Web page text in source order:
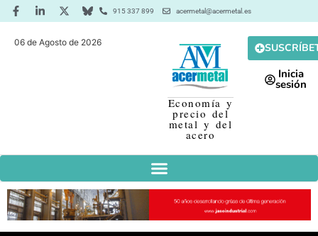
915 337 899 acermetal@acermetal.es
06 de Agosto de 2026
Economía y
precio del
metal y del
acero
Inicia
sesión